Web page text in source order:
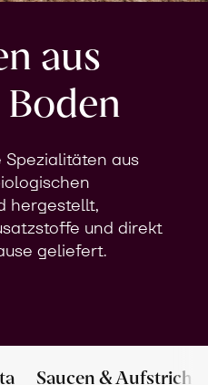
aus
Spezialitäten aus
hergestellt,
und direkt
geliefert.
Saucen & Aufstriche